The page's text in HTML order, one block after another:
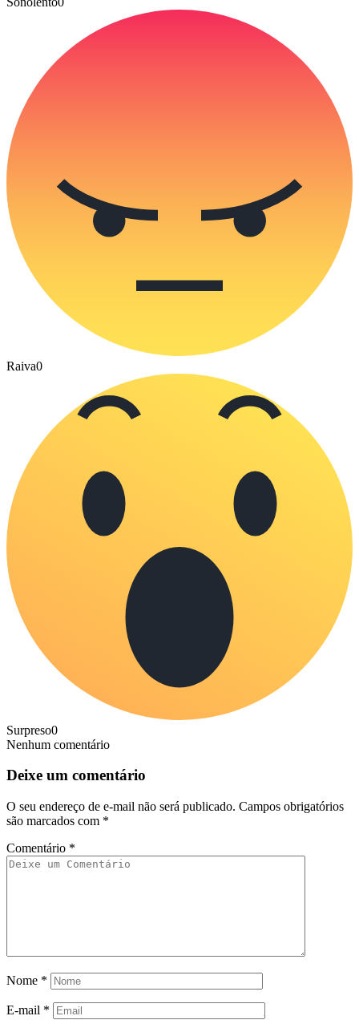
Raiva0
Surpreso0
Nenhum comentário
Deixe um comentário
O seu endereço de e-mail não será publicado. Campos obrigatórios
são marcados com *
Comentário *
Nome *
E-mail *